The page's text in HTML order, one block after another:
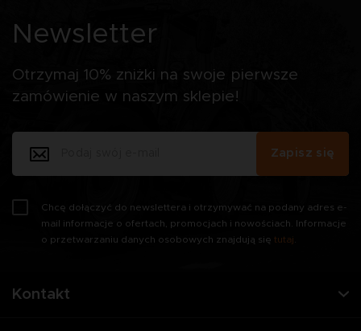
Kontakt
Newsletter
Otrzymaj 10% zniżki na swoje pierwsze
zamówienie w naszym sklepie!
Chcę dołączyć do newslettera i otrzymywać na podany adres e-
mail informacje o ofertach, promocjach i nowościach. Informacje
o przetwarzaniu danych osobowych znajdują się tutaj
Zapisz się